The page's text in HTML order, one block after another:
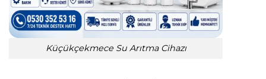
Küçükçekmece Su Arıtma Cihazı